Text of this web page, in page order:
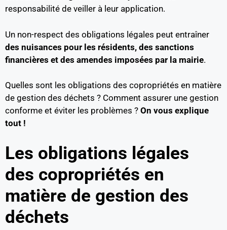
responsabilité de veiller à leur application.
Un non-respect des obligations légales peut entraîner
des nuisances pour les résidents, des sanctions
financières et des amendes imposées par la mairie.
Quelles sont les obligations des copropriétés en matière
de gestion des déchets ? Comment assurer une gestion
conforme et éviter les problèmes ? On vous explique
tout !
Les obligations légales
des copropriétés en
matière de gestion des
déchets